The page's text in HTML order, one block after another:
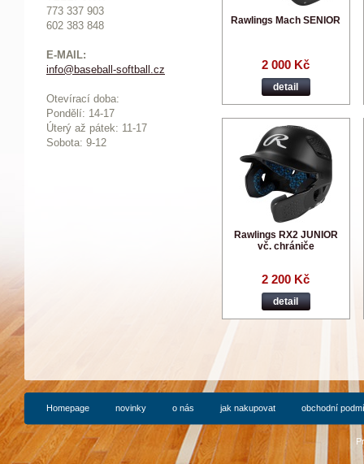
773 337 903
602 383 848
E-MAIL:
info@baseball-softball.cz
Otevírací doba:
Pondělí: 14-17
Úterý až pátek: 11-17
Sobota: 9-12
Rawlings Mach SENIOR
2 000 Kč
detail
Rawlings RX2 JUNIOR
vč. chrániče
2 200 Kč
detail
Homepage novinky o nás jak nakupovat obchodní